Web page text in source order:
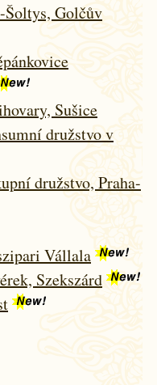
Šoltys, Golčův
Sušice
družstvo v
družstvo, Praha-
Vállala
Szekszárd